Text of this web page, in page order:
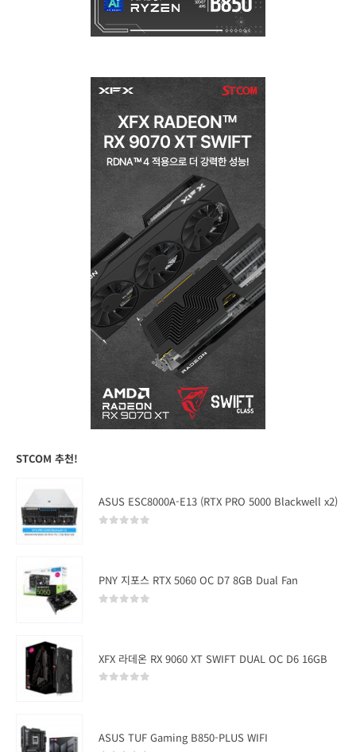
STCOM 추천!
ASUS ESC8000A-E13 (RTX PRO 5000 Blackwell x2)
PNY 지포스 RTX 5060 OC D7 8GB Dual Fan
XFX 라데온 RX 9060 XT SWIFT DUAL OC D6 16GB
ASUS TUF Gaming B850-PLUS WIFI